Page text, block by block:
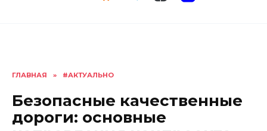
ГЛАВНАЯ » #АКТУАЛЬНО
Безопасные качественные
дороги: основные